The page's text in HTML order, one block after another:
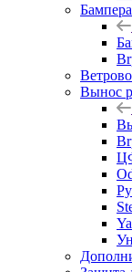
Вынос